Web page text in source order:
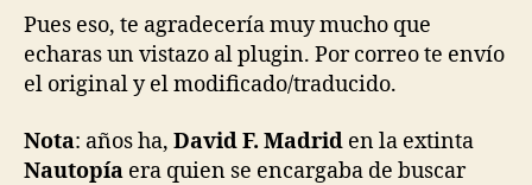
Pues eso, te agradecería muy mucho que
echaras un vistazo al plugin. Por correo te envío
el original y el modificado/traducido.
Nota: años ha, David F. Madrid en la extinta
Nautopía era quien se encargaba de buscar